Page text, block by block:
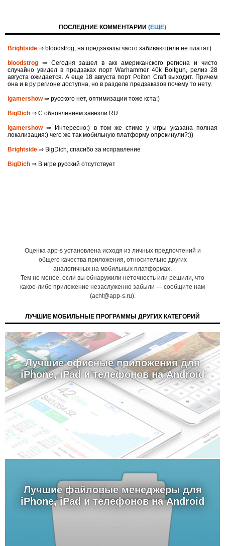
ПОСЛЕДНИЕ КОММЕНТАРИИ (ЕЩЁ)
Brightside ⇒ bloodstrog, на предзаказы часто забивают(или не платят)
bloodstrog ⇒ Сегодня зашел в акк американского региона и чисто
случайно увидел в предзаках порт Warhammer 40k Boltgun, релиз 28
августа ожидается. A eще 18 августа порт Poiton Сraft выходит. Причем
она и в ру регионе доступна, но в разделе предзаказов почему то нету.
igamershow⇒ русского нет, оптимизации тоже кста:)
BigDich ⇒ С обновлением завезли RU
igamershow⇒ Интересно:) в том же стиме у игры указана полная
локализация:) чего же так мобильную платформу опрокинули?:))
Brightside ⇒ BigDich, спасибо за исправление
BigDich ⇒ В игре русский отсутствует
Оценка app-s установлена исходя из личных предпочтений и
общего качества приложения, относительно других
аналогичных на мобильных платформах.
Тем не менее, если вы обнаружили неточность или решили, что
какое-либо приложение незаслуженно забыли — сообщите нам
(acht@app-s.ru).
ЛУЧШИЕ МОБИЛЬНЫЕ ПРОГРАММЫ ДРУГИХ КАТЕГОРИЙ
Лучшие офисные приложения для
iPhone, iPad и телефонов на Android
Лучшие файловые менеджеры для
iPhone, iPad и телефонов на Android